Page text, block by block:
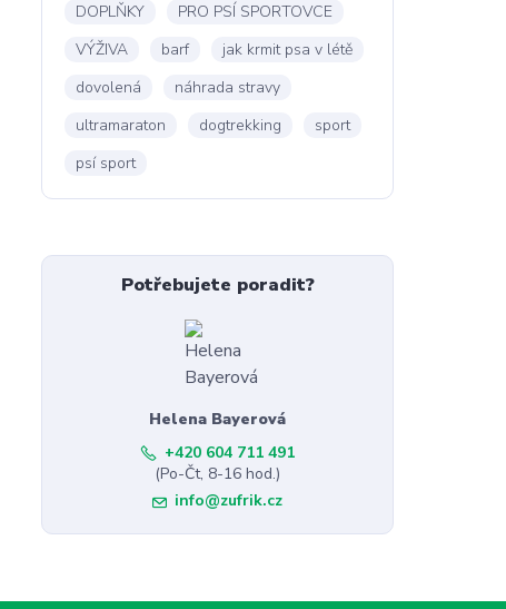
DOPLŇKY
PRO PSÍ SPORTOVCE
VÝŽIVA
barf
jak krmit psa v létě
dovolená
náhrada stravy
ultramaraton
dogtrekking
sport
psí sport
Potřebujete poradit?
Helena Bayerová
+420 604 711 491
(Po-Čt, 8-16 hod.)
info@zufrik.cz